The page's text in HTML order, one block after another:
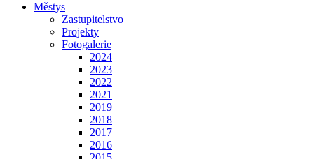
Městys
Zastupitelstvo
Projekty
Fotogalerie
2024
2023
2022
2021
2019
2018
2017
2016